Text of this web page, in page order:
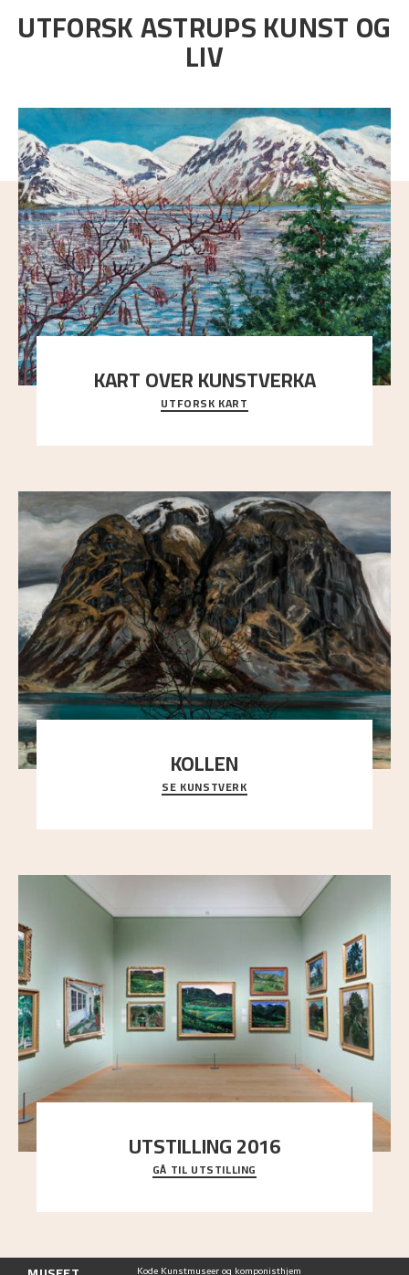
UTFORSK ASTRUPS KUNST OG
LIV
KART OVER KUNSTVERKA
Utforsk stedene og utsiktene i Astrups malerier
UTFORSK KART
KOLLEN
Et ruvende fjell dominerer bildeflaten, og står i
sterk kontrast til det spinkle rognetreet ute
SE KUNSTVERK
UTSTILLING 2016
En komplett oversikt over Nikolai Astrups
utstillinger, fra debuten i 1900 og frem til i dag.
GÅ TIL UTSTILLING